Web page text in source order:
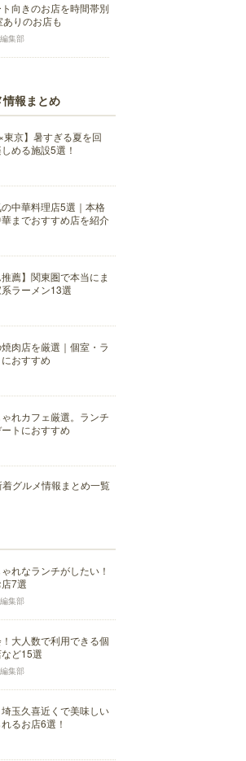
向きのお店を時間帯別
りのお店も
集部
報まとめ
東京】暑すぎる夏を回
める施設5選！
中華料理店5選｜本格
までおすすめ店を紹介
推薦】関東圏で本当にま
ラーメン13選
肉店を厳選｜個室・ラ
おすすめ
れカフェ厳選。ランチ
トにおすすめ
グルメ情報まとめ一覧
れなランチがしたい！
7選
集部
大人数で利用できる個
ど15選
集部
埼玉久喜近くで美味しい
るお店6選！